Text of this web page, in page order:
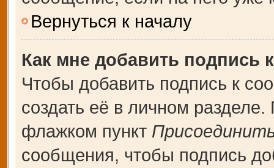
Вернуться к началу
Как мне добавить подпись
Чтобы добавить подпись к
создать её в личном
флажком пункт
сообщения, чтобы подпись